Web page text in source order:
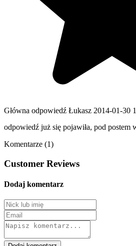
Główna odpowiedź Łukasz 2014-01-30
odpowiedź już się pojawiła, pod postem
Komentarze (1)
Customer Reviews
Dodaj komentarz